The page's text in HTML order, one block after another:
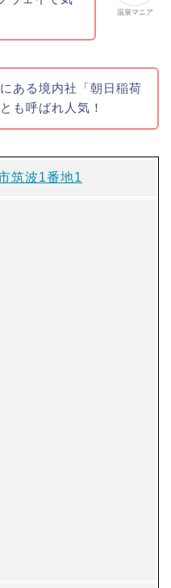
温泉マニア
ある境内社「朝日稲荷
も呼ばれ人気！
筑波1番地1